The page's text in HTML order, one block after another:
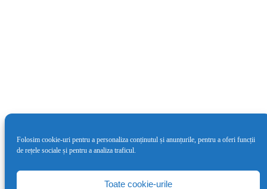
Cea de-a doua ediție LYNX Festival va
avea loc între 4 – 9 iunie
Folosim cookie-uri pentru a personaliza conținutul și anunțurile, pentru a oferi funcții
de rețele sociale și pentru a analiza traficul.
Toate cookie-urile